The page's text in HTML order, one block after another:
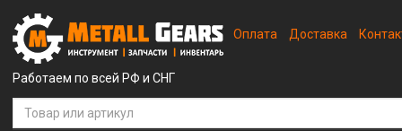
Работаем по всей РФ и СНГ
Оплата Доставка